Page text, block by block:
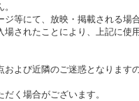
等にて、放映・掲載される場
されたことにより、上記に使
よび近隣のご迷惑となります
く場合がございます。